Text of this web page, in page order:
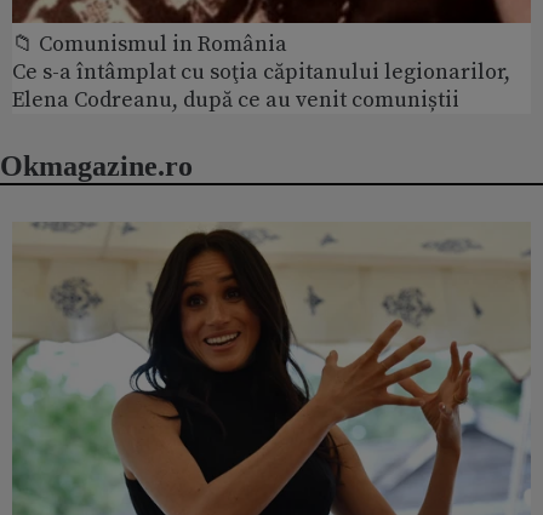
📁 Comunismul in România
Ce s-a întâmplat cu soţia căpitanului legionarilor,
Elena Codreanu, după ce au venit comuniștii
Okmagazine.ro